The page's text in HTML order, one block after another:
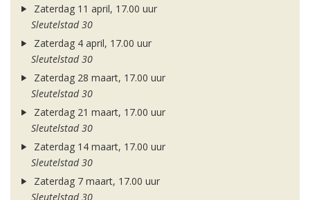
Zaterdag 11 april, 17.00 uur
Sleutelstad 30
Zaterdag 4 april, 17.00 uur
Sleutelstad 30
Zaterdag 28 maart, 17.00 uur
Sleutelstad 30
Zaterdag 21 maart, 17.00 uur
Sleutelstad 30
Zaterdag 14 maart, 17.00 uur
Sleutelstad 30
Zaterdag 7 maart, 17.00 uur
Sleutelstad 30